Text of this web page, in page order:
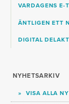
VARDAGENS E-
ÄNTLIGEN ETT
DIGITAL
NYHETSARKIV
VISA ALLA